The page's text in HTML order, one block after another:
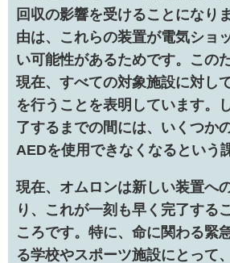
回収の影響を受けることになり
由は、これらの装置が電気ショ
い可能性があるためです。この
現在、すべての対象施設に対し
を行うことを表明しています。
了するまでの間には、いくつか
AEDを使用できなくなるという
現在、オムロンは新しい装置へ
り、これが一刻も早く完了する
ころです。特に、命に関わる緊
る学校やスポーツ施設にとって